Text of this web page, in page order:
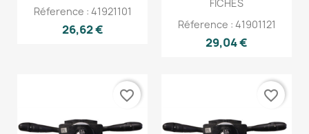
Réference : 41921101
26,62 €
FICHES
Réference : 41901121
29,04 €
favorite_border favorite_border